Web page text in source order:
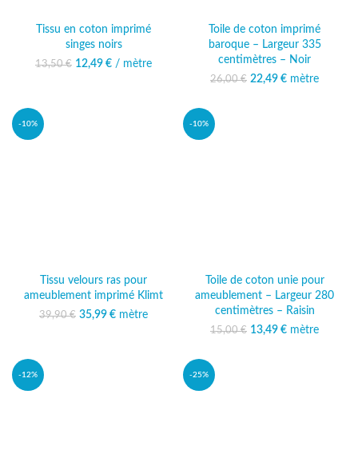
Tissu en coton imprimé
singes noirs
13,50€
Le prix initial était :
12,49 €
Le prix
/ mètre
Toile de coton imprimé
baroque – Largeur 335
centimètres – Noir
26,00€ Le prix initial était :
22,49 €
Le prix
mètre
-10%
Tissu velours ras pour
ameublement imprimé Klimt
39,90€ Le prix initial était :
35,99 €
Le prix
mètre
-10%
Toile de coton unie pour
ameublement – Largeur 280
centimètres – Raisin
15,00€ Le prix initial était :
13,49 €
Le prix
mètre
-12% -25%